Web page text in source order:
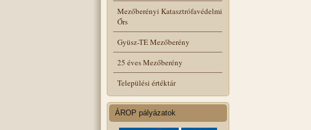
Mezőberényi Katasztrófavédelmi
Őrs
Gyüsz-TE Mezőberény
25 éves Mezőberény
Települési értéktár
ÁROP pályázatok